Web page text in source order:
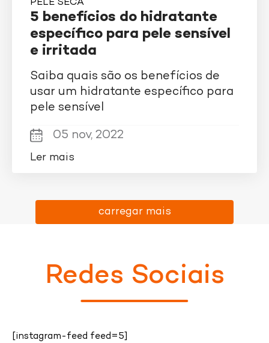
PELE SECA
5 benefícios do hidratante
específico para pele sensível
e irritada
Saiba quais são os benefícios de
usar um hidratante específico para
pele sensível
05 nov, 2022
Ler mais
carregar mais
Redes Sociais
[instagram-feed feed=5]